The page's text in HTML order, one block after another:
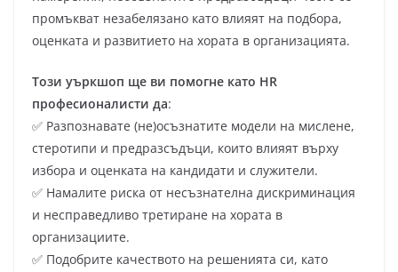
промъкват незабелязано като влияят на подбора,
оценката и развитието на хората в организацията.
Този уъркшоп ще ви помогне като HR
професионалисти да:
✅ Разпознавате (не)осъзнатите модели на мислене,
стеротипи и предразсъдъци, които влияят върху
избора и оценката на кандидати и служители.
✅ Намалите риска от несъзнателна дискриминация
и несправедливо третиране на хората в
организациите.
✅ Подобрите качеството на решенията си, като